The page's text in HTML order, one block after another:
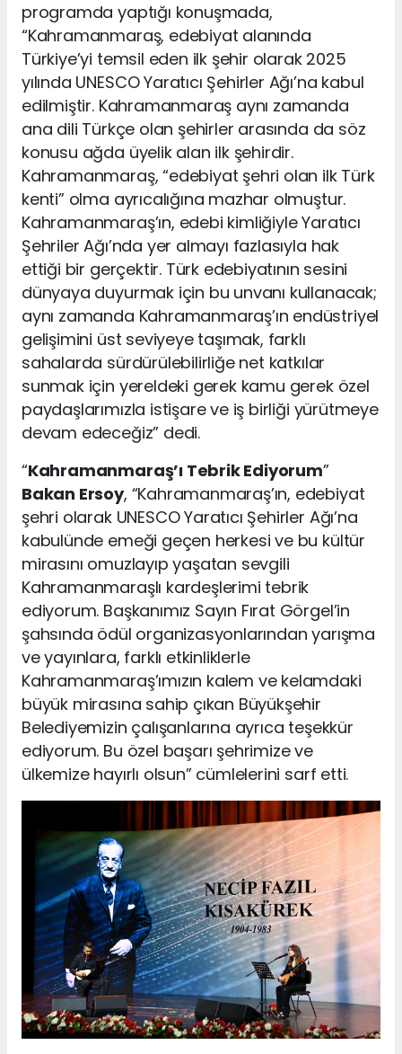
programda yaptığı konuşmada,
“Kahramanmaraş, edebiyat alanında
Türkiye’yi temsil eden ilk şehir olarak 2025
yılında UNESCO Yaratıcı Şehirler Ağı’na kabul
edilmiştir. Kahramanmaraş aynı zamanda
ana dili Türkçe olan şehirler arasında da söz
konusu ağda üyelik alan ilk şehirdir.
Kahramanmaraş, “edebiyat şehri olan ilk Türk
kenti” olma ayrıcalığına mazhar olmuştur.
Kahramanmaraş’ın, edebi kimliğiyle Yaratıcı
Şehriler Ağı’nda yer almayı fazlasıyla hak
ettiği bir gerçektir. Türk edebiyatının sesini
dünyaya duyurmak için bu unvanı kullanacak;
aynı zamanda Kahramanmaraş’ın endüstriyel
gelişimini üst seviyeye taşımak, farklı
sahalarda sürdürülebilirliğe net katkılar
sunmak için yereldeki gerek kamu gerek özel
paydaşlarımızla istişare ve iş birliği yürütmeye
devam edeceğiz” dedi.
“Kahramanmaraş’ı Tebrik Ediyorum”
Bakan Ersoy, “Kahramanmaraş’ın, edebiyat
şehri olarak UNESCO Yaratıcı Şehirler Ağı’na
kabulünde emeği geçen herkesi ve bu kültür
mirasını omuzlayıp yaşatan sevgili
Kahramanmaraşlı kardeşlerimi tebrik
ediyorum. Başkanımız Sayın Fırat Görgel’in
şahsında ödül organizasyonlarından yarışma
ve yayınlara, farklı etkinliklerle
Kahramanmaraş’ımızın kalem ve kelamdaki
büyük mirasına sahip çıkan Büyükşehir
Belediyemizin çalışanlarına ayrıca teşekkür
ediyorum. Bu özel başarı şehrimize ve
ülkemize hayırlı olsun” cümlelerini sarf etti.